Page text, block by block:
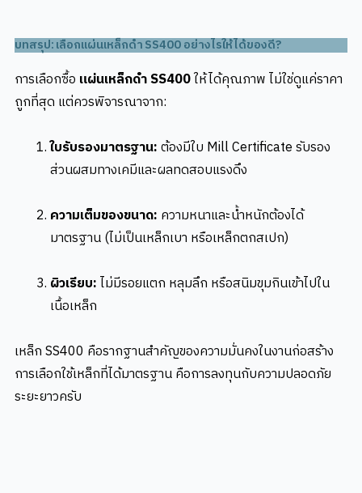
บทสรุป: เลือกแผ่นเหล็กดำ SS400 อย่างไรให้ได้ของดี?
การเลือกซื้อ แผ่นเหล็กดำ SS400ให้ได้คุณภาพ ไม่ใช่ดูแค่ราคา
ถูกที่สุด แต่ควรพิจารณาจาก:
ใบรับรองมาตรฐาน:ต้องมีใบ Mill Certificate รับรอง
ส่วนผสมทางเคมีและผลทดสอบแรงดึง
ความเต็มของขนาด: ความหนาและน้ำหนักต้องได้
มาตรฐาน (ไม่เป็นเหล็กเบา หรือเหล็กตกสเปก)
ผิวเรียบ:ไม่มีรอยแตก หลุมลึก หรือสนิมขุมกินเข้าไปใน
เนื้อเหล็ก
เหล็ก SS400 คือรากฐานสำคัญของความมั่นคงในงานก่อสร้าง
การเลือกใช้เหล็กที่ได้มาตรฐาน คือการลงทุนกับความปลอดภัย
ระยะยาวครับ